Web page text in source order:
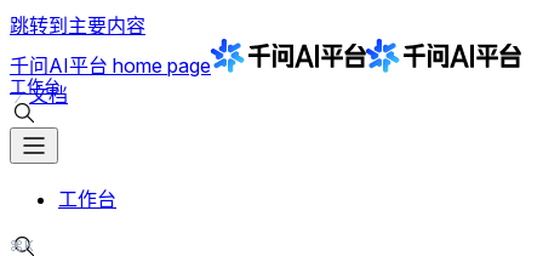
跳转到主要内容
千问AI平台 home page
文档
工作台
工作台
⌘K